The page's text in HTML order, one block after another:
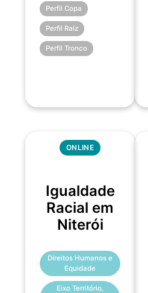
Perfil Copa
Perfil Raiz
Perfil Tronco
ONLINE
Igualdade
Racial em
Niterói
Direitos Humanos e
Equidade
Eixo Território,